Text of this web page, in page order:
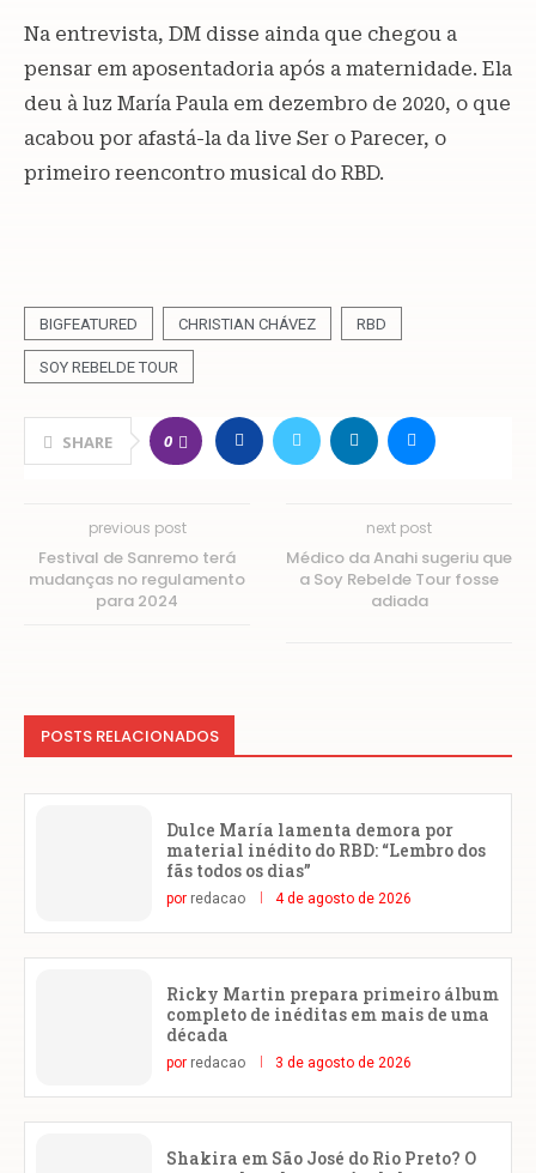
Na entrevista, DM disse ainda que chegou a
pensar em aposentadoria após a maternidade. Ela
deu à luz María Paula em dezembro de 2020, o que
acabou por afastá-la da live Ser o Parecer, o
primeiro reencontro musical do RBD.
BIGFEATURED CHRISTIAN CHÁVEZ RBD
SOY REBELDE TOUR
SHARE 0
previous post
Festival de Sanremo terá
mudanças no regulamento
para 2024
next post
Médico da Anahi sugeriu que
a Soy Rebelde Tour fosse
adiada
POSTS RELACIONADOS
Dulce María lamenta demora por
material inédito do RBD: “Lembro dos
fãs todos os dias”
por redacao 4 de agosto de 2026
Ricky Martin prepara primeiro álbum
completo de inéditas em mais de uma
década
por redacao 3 de agosto de 2026
Shakira em São José do Rio Preto? O